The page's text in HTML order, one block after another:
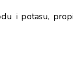
i potasu,